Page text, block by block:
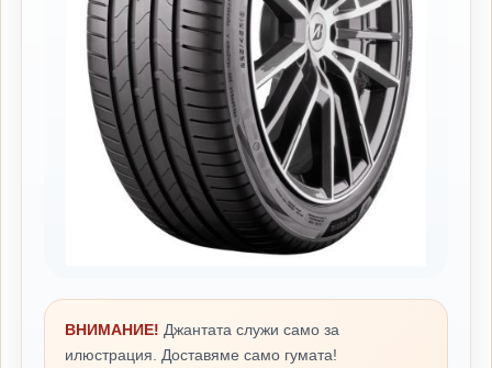
ВНИМАНИЕ! Джантата служи само за
илюстрация. Доставяме само гумата!